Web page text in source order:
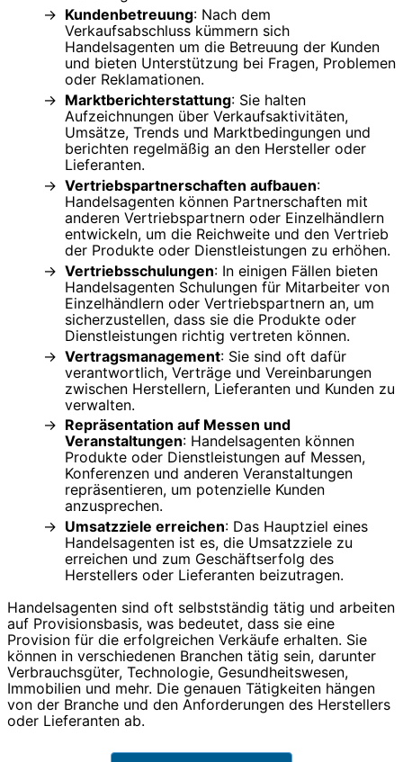
Kundenbetreuung: Nach dem
Verkaufsabschluss kümmern sich
Handelsagenten um die Betreuung der Kunden
und bieten Unterstützung bei Fragen, Problemen
oder Reklamationen.
Marktberichterstattung: Sie halten
Aufzeichnungen über Verkaufsaktivitäten,
Umsätze, Trends und Marktbedingungen und
berichten regelmäßig an den Hersteller oder
Lieferanten.
Vertriebspartnerschaften aufbauen:
Handelsagenten können Partnerschaften mit
anderen Vertriebspartnern oder Einzelhändlern
entwickeln, um die Reichweite und den Vertrieb
der Produkte oder Dienstleistungen zu erhöhen.
Vertriebsschulungen: In einigen Fällen bieten
Handelsagenten Schulungen für Mitarbeiter von
Einzelhändlern oder Vertriebspartnern an, um
sicherzustellen, dass sie die Produkte oder
Dienstleistungen richtig vertreten können.
Vertragsmanagement: Sie sind oft dafür
verantwortlich, Verträge und Vereinbarungen
zwischen Herstellern, Lieferanten und Kunden zu
verwalten.
Repräsentation auf Messen und
Veranstaltungen: Handelsagenten können
Produkte oder Dienstleistungen auf Messen,
Konferenzen und anderen Veranstaltungen
repräsentieren, um potenzielle Kunden
anzusprechen.
Umsatzziele erreichen: Das Hauptziel eines
Handelsagenten ist es, die Umsatzziele zu
erreichen und zum Geschäftserfolg des
Herstellers oder Lieferanten beizutragen.
Handelsagenten sind oft selbstständig tätig und arbeiten
auf Provisionsbasis, was bedeutet, dass sie eine
Provision für die erfolgreichen Verkäufe erhalten. Sie
können in verschiedenen Branchen tätig sein, darunter
Verbrauchsgüter, Technologie, Gesundheitswesen,
Immobilien und mehr. Die genauen Tätigkeiten hängen
von der Branche und den Anforderungen des Herstellers
oder Lieferanten ab.